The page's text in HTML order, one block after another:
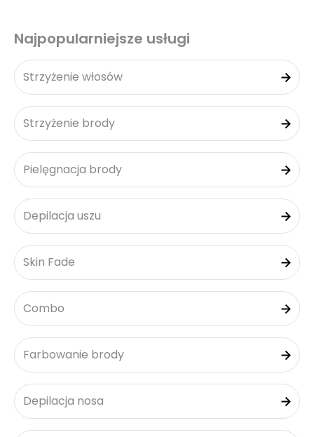
Najpopularniejsze usługi
Strzyżenie włosów
Strzyżenie brody
Pielęgnacja brody
Depilacja uszu
Skin Fade
Combo
Farbowanie brody
Depilacja nosa